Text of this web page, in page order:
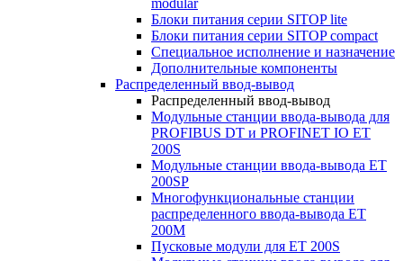
modular
Блоки питания серии SITOP lite
Блоки питания серии SITOP compact
Специальное исполнение и назначение
Дополнительные компоненты
Распределенный ввод-вывод
Распределенный ввод-вывод
Модульные станции ввода-вывода для
PROFIBUS DT и PROFINET IO ET
200S
Модульные станции ввода-вывода ET
200SP
Многофункциональные станции
распределенного ввода-вывода ET
200M
Пусковые модули для ET 200S